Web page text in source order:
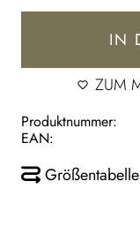
IN
ZUM
Produktnummer:
EAN:
Größentabelle